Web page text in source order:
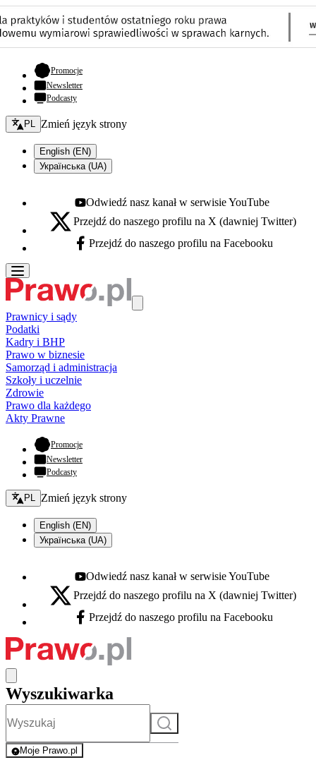
Promocje- otwiera się w nowej karcie
Newsletter
Podcasty
Zmień język - bieżący:
PL Zmień język strony
English (EN)
Українська (UA)
Youtube - otwiera się w nowej karcie
Odwiedź nasz kanał w serwisie YouTube
X - otwiera się w nowej karcie
Przejdź do naszego profilu na X (dawniej Twitter)
Facebook - otwiera się w nowej karcie
Przejdź do naszego profilu na Facebooku
Prawnicy i sądy
Podatki
Kadry i BHP
Prawo w biznesie
Samorząd i administracja
Szkoły i uczelnie
Zdrowie
Prawo dla każdego
Akty Prawne
Promocje- otwiera się w nowej karcie
Newsletter
Podcasty
Zmień język - bieżący:
PL Zmień język strony
English (EN)
Українська (UA)
Youtube - otwiera się w nowej karcie
Odwiedź nasz kanał w serwisie YouTube
X - otwiera się w nowej karcie
Przejdź do naszego profilu na X (dawniej Twitter)
Facebook - otwiera się w nowej karcie
Przejdź do naszego profilu na Facebooku
Wyszukiwarka
Szukaj
Moje Prawo.pl
- rejestracja i logowanie do serwisu